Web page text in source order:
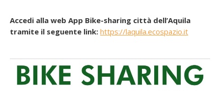
Accedi alla web App Bike-sharing città dell’Aquila
tramite il seguente link: https://laquila.ecospazio.it